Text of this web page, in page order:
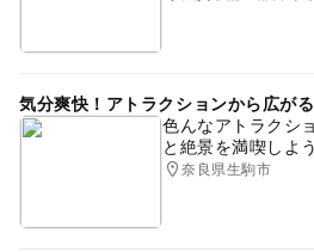
気分爽快！アトラクションから広が
色んなアトラクシ
と絶景を満喫しよう
奈良県生駒市